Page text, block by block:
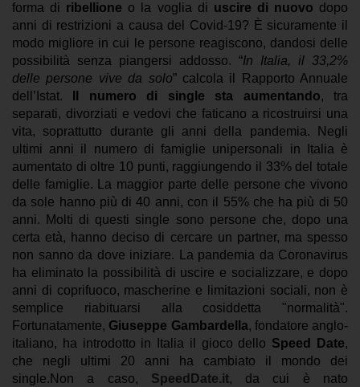
forma di ribellione o la voglia di uscire di nuovo dopo
anni di restrizioni a causa del Covid-19? È sicuramente il
modo migliore in cui le persone reagiscono, dandosi delle
possibilità senza piangersi addosso.
“In Italia, il 33,2%
delle persone vive da solo” calcola il Rapporto Annuale
dell’Istat.
Il numero di single sta aumentando, tra
separati, divorziati e vedovi che faticano a ricostruirsi una
vita, soprattutto durante gli anni della pandemia. Negli
ultimi anni il numero di famiglie unipersonali in Italia è
aumentato di oltre 10 punti, raggiungendo il 33% del totale
delle famiglie. La maggior parte delle persone che vivono
da sole hanno più di 40 anni, con il 55% che ha più di 50
anni. Molti di questi single sono persone che, dopo una
certa età, hanno deciso di cercare un partner, ma spesso
non sanno da dove iniziare.
La pandemia da Coronavirus
ha eliminato la possibilità di uscire e socializzare, e dopo
anni di coprifuoco, mascherine e limitazioni sociali, non è
semplice riabituarsi alla cosiddetta "normalità".
Fortunatamente, Giuseppe Gambardella, fondatore anglo-
italiano, ha introdotto in Italia il gioco dello Speed Date,
che negli ultimi 20 anni ha cambiato il mondo dei
single.Non a caso,
SpeedDate.it, da cui è nato